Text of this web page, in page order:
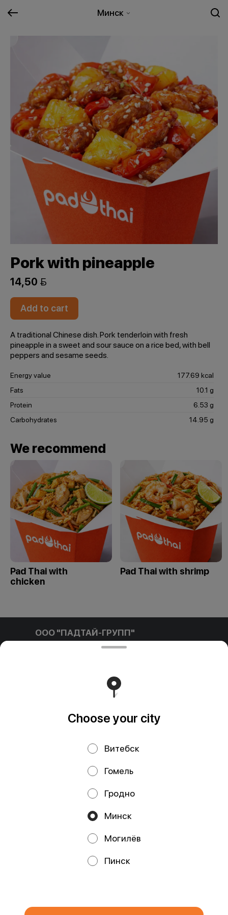
Минск
processing of your browser's cookies and the use of analytical
Pork with pineapple
14,50 
Add to cart
A traditional Chinese dish. Pork tenderloin with fresh
pineapple in a sweet and sour sauce on a rice bed, with bell
peppers and sesame seeds.
Energy value
177.69 kcal
Fats
10.1 g
Protein
6.53 g
Carbohydrates
14.95 g
We recommend
Pad Thai with
chicken
Pad Thai with shrimp
ООО "ПАДТАЙ-ГРУПП"
ООО "ПАДТАЙ-ГРУПП" УНП 192838954, РБ, Минская
Торговом реестре Республики Беларусь 18.01.2021г.
Foodpicásso
Privacy Policy
Public Offer
Choose your city
Витебск
Гомель
Гродно
Минск
Могилёв
Пинск